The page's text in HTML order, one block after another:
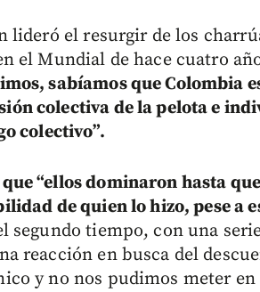
lideró el resurgir de los
el Mundial de hace cuatro
sabíamos que Colombia
colectiva de la pelota e
colectivo”.
“ellos dominaron hasta
de quien lo hizo, pese a
segundo tiempo, con una
reacción en busca del
y no nos pudimos meter en